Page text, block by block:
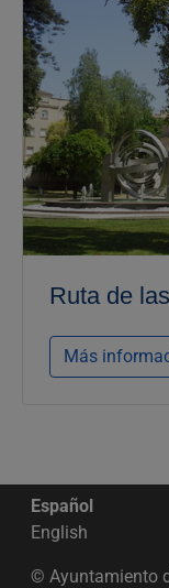
Ruta de
Más
Español
English
© Ayuntamiento